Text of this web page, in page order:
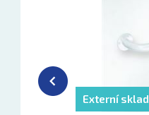
Externí sklad